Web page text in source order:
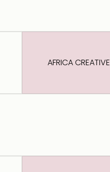
AFRICA CREATIVE